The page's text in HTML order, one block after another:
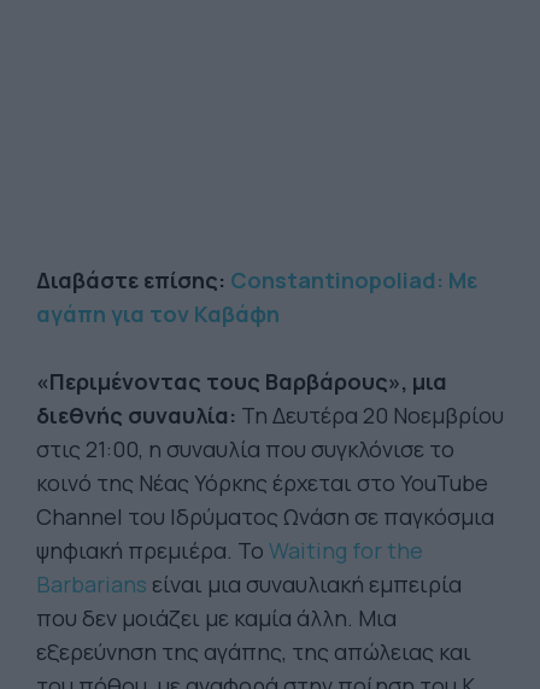
Διαβάστε επίσης: Constantinopoliad: Με
αγάπη για τον Καβάφη
«Περιμένοντας τους Βαρβάρους», μια
διεθνής συναυλία: Τη Δευτέρα 20 Νοεμβρίου
στις 21:00, η συναυλία που συγκλόνισε το
κοινό της Νέας Υόρκης έρχεται στο YouTube
Channel του Ιδρύματος Ωνάση σε παγκόσμια
ψηφιακή πρεμιέρα. Το Waiting for the
Barbarians είναι μια συναυλιακή εμπειρία
που δεν μοιάζει με καμία άλλη. Μια
εξερεύνηση της αγάπης, της απώλειας και